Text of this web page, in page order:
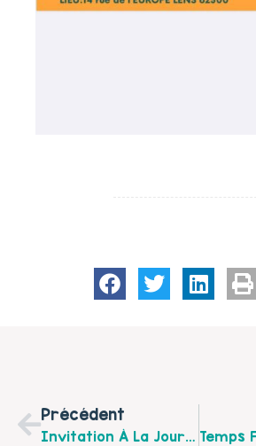
Précédent
Invitation À La Journée Du Ruban Blanc Par L’association Accueil 9 De Cœur Et Systémia